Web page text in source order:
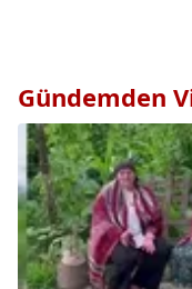
Gündemden